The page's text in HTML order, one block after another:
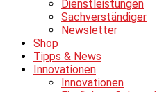
Dienstleistungen
Sachverständiger
Newsletter
Shop
Tipps & News
Innovationen
Innovationen